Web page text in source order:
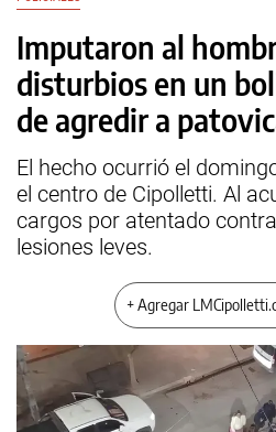
Imputaron al
disturbios en un
de agredir a
El hecho ocurrió el
el centro de Cipolletti. Al
cargos por atentado
lesiones leves.
+ Agregar